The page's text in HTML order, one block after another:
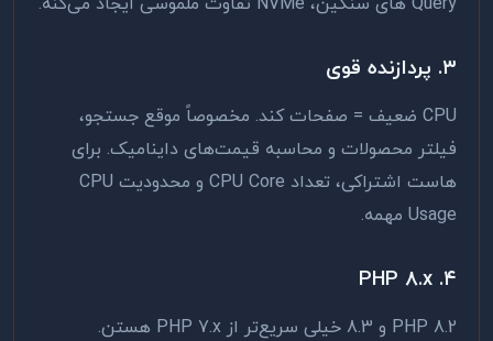
۳. پردازنده قوی
CPU ضعیف = صفحات کند. مخصوصاً موقع جستجو،
فیلتر محصولات و محاسبه قیمت‌های داینامیک. برای
هاست اشتراکی، تعداد CPU Core و محدودیت CPU
Usage مهمه.
۴. PHP 8.x
PHP 8.2 و 8.3 خیلی سریع‌تر از PHP 7.x هستن.